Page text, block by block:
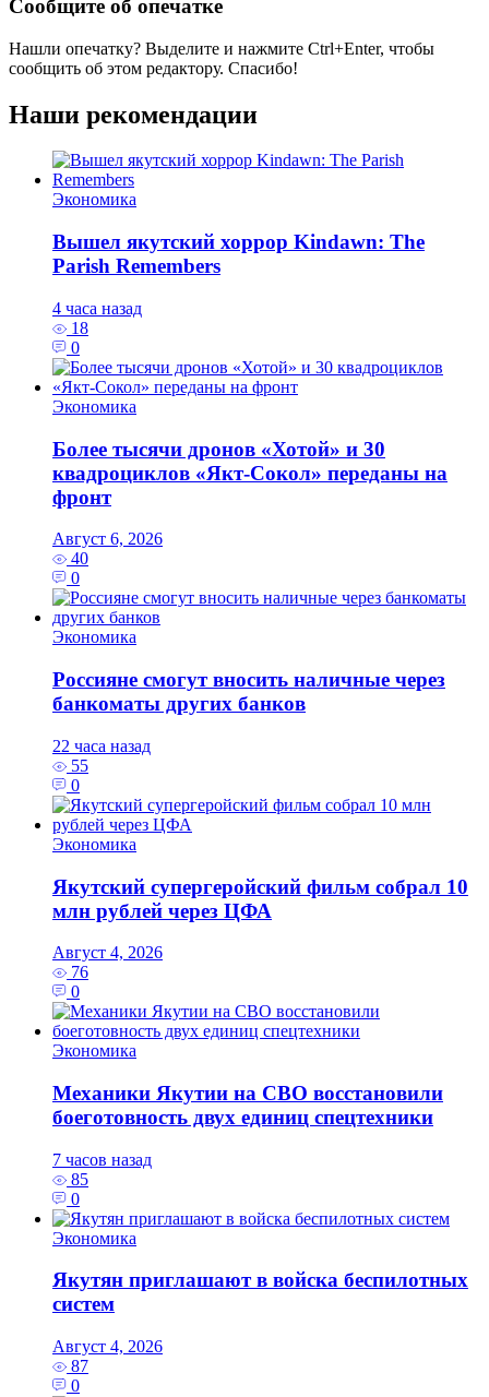
Сообщите об опечатке
Нашли опечатку? Выделите и нажмите Ctrl+Enter, чтобы
сообщить об этом редактору. Спасибо!
Наши рекомендации
Экономика
Вышел якутский хоррор Kindawn: The
Parish Remembers
4 часа назад
18
0
Экономика
Более тысячи дронов «Хотой» и 30
квадроциклов «Якт-Сокол» переданы на
фронт
Август 6, 2026
40
0
Экономика
Россияне смогут вносить наличные через
банкоматы других банков
22 часа назад
55
0
Экономика
Якутский супергеройский фильм собрал 10
млн рублей через ЦФА
Август 4, 2026
76
0
Экономика
Механики Якутии на СВО восстановили
боеготовность двух единиц спецтехники
7 часов назад
85
0
Экономика
Якутян приглашают в войска беспилотных
систем
Август 4, 2026
87
0